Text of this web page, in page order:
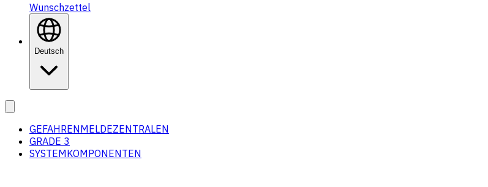
Wunschzettel
Deutsch
GEFAHRENMELDEZENTRALEN
GRADE 3
SYSTEMKOMPONENTEN